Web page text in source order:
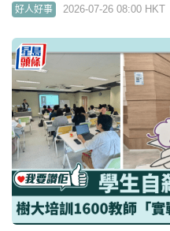
好人好事 2026-07-26 08:00 HKT